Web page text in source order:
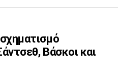
Βάσκοι και